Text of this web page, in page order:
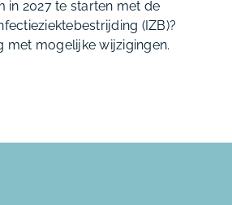
in 2027 te starten met de
(IZB)?
met mogelijke wijzigingen.